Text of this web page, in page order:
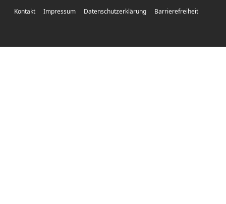
Kontakt Impressum Datenschutzerklärung Barrierefreiheit